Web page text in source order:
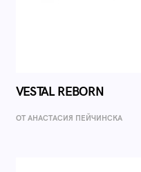
VESTAL REBORN
ОТ AНАСТАСИЯ ПЕЙЧИНСКА